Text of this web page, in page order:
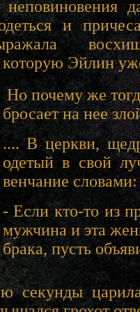
неповиновения
и
которую Эйлин
Но почему же
бросает на нее
.... В церкви,
одетый в свой
венчание словами:
- Если кто-то из
мужчина и эта
брака, пусть
секунды